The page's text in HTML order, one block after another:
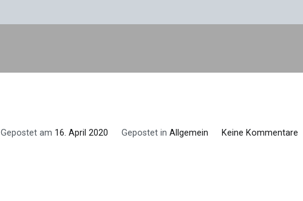
Gepostet am 16. April 2020 Gepostet in Allgemein Keine Kommentarezu